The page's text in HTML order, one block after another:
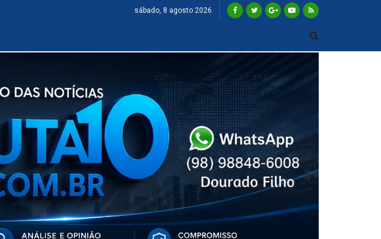
sábado, 8 agosto 2026